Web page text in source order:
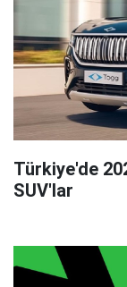
Türkiye'de
SUV'lar